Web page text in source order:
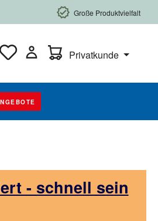
Große Produktvielfalt
Warenkorb enthält 0
Privatkunde
- schnell sein